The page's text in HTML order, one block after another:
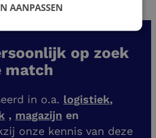
op zoek
match
in o.a. logistiek,
, magazijn en
onze kennis van deze
AANPASSEN